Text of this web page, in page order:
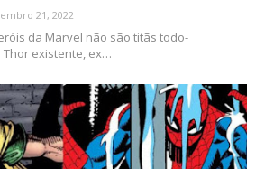
21, 2022
da Marvel não são titãs todo-
Thor existente, ex…